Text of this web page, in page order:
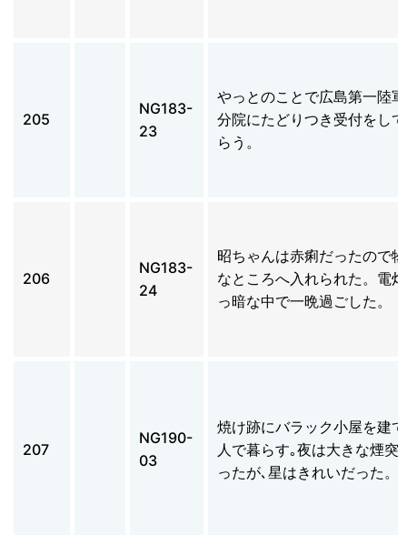
205
NG183-
23
やっとのことで広島第一陸
分院にたどりつき受付をし
らう。
206
NG183-
24
昭ちゃんは赤痢だったので
なところへ入れられた。電
っ暗な中で一晩過ごした。
207
NG190-
03
焼け跡にバラック小屋を建
人で暮らす｡夜は大きな煙突
ったが､星はきれいだった。